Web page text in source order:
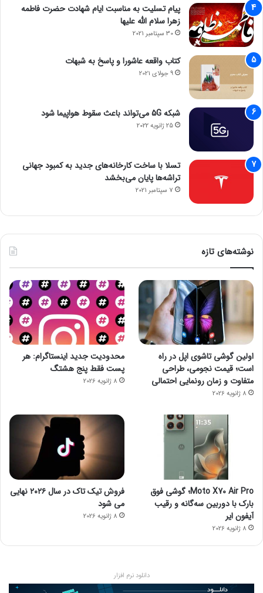
پیام تسلیت به مناسبت ایام شهادت حضرت فاطمه
زهرا سلام الله علیها
30 سپتامبر 2021
کتاب واقعه عاشورا و پاسخ به شبهات
9 جولای 2021
شبکه 5G می‌تواند باعث سقوط هواپیما شود
25 ژانویه 2022
تسلا با ساخت کارخانه‌های جدید به کمبود جهانی
تراشه‌ها پایان می‌بخشد
7 سپتامبر 2021
نوشته‌های تازه
اولین گوشی تاشوی اپل در راه
است؛ قیمت نجومی، طراحی
متفاوت و زمان رونمایی احتمالی
8 ژانویه 2026
محدودیت جدید اینستاگرام: هر
پست فقط پنج هشتگ
8 ژانویه 2026
Moto X70 Air Pro؛ گوشی فوق
بارک با دوربین سه‌گانه و رقیب
آیفون ایر
8 ژانویه 2026
فروش تیک تاک در سال ۲۰۲۶ نهایی
می شود
8 ژانویه 2026
دانلود نرم افزار